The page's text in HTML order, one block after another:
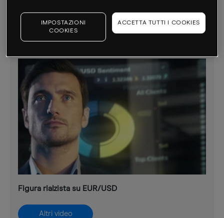
Altri video
Figura rialzista su EUR/USD
Altri video
IMPOSTAZIONI
COOKIES
ACCETTA TUTTI I COOKIES